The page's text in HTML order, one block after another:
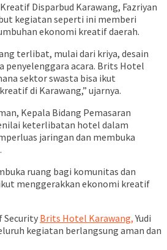
Disparbud Karawang, Fazriyan
kegiatan seperti ini memberi
ekonomi kreatif daerah.
terlibat, mulai dari kriya, desain
acara. Brits Hotel
sektor swasta bisa ikut
di Karawang,” ujarnya.
Kepala Bidang Pemasaran
keterlibatan hotel dalam
jaringan dan membuka
ruang bagi komunitas dan
menggerakkan ekonomi kreatif
Security Brits Hotel Karawang,Yudi
kegiatan berlangsung aman dan